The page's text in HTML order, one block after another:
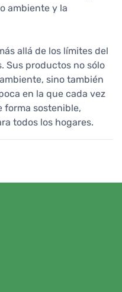
ambiente y la
allá de los límites del
Sus productos no sólo
sino también
en la que cada vez
forma sostenible,
todos los hogares.